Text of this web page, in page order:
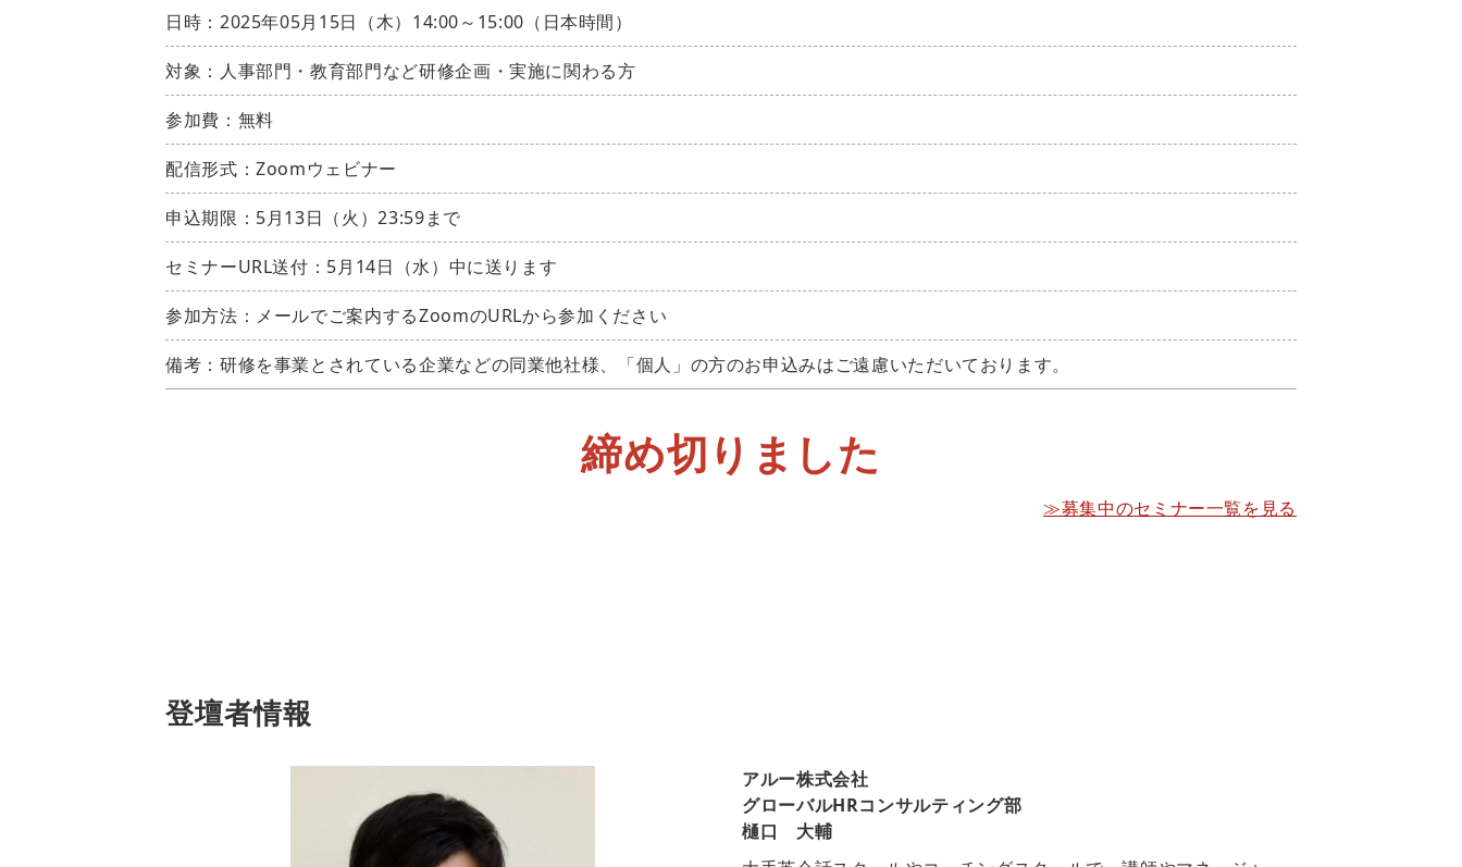
日時：2025年05月15日（木）14:00～15:00（日本時間）
対象：人事部門・教育部門など研修企画・実施に関わる方
参加費：無料
配信形式：Zoomウェビナー
申込期限：5月13日（火）23:59まで
セミナーURL送付：5月14日（水）中に送ります
参加方法：メールでご案内するZoomのURLから参加ください
備考：研修を事業とされている企業などの同業他社様、「個人」の方のお申込みはご遠慮いただいております。
締め切りました
≫募集中のセミナー一覧を見る
登壇者情報
アルー株式会社
グローバルHRコンサルティング部
樋口 大輔